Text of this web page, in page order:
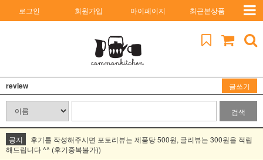
로그인 회원가입 마이페이지 최근본상품
review 글쓰기
검색
공지
후기를 작성해주시면 포토리뷰는 제품당 500원, 글리뷰는 300원을 적립
해드립니다 ^^ (후기중복불가))